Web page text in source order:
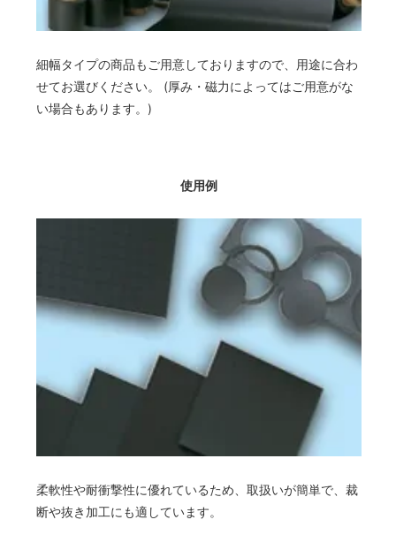
細幅タイプの商品もご用意しておりますので、用途に合わ
せてお選びください。 (厚み・磁力によってはご用意がな
い場合もあります。)
使用例
柔軟性や耐衝撃性に優れているため、取扱いが簡単で、裁
断や抜き加工にも適しています。